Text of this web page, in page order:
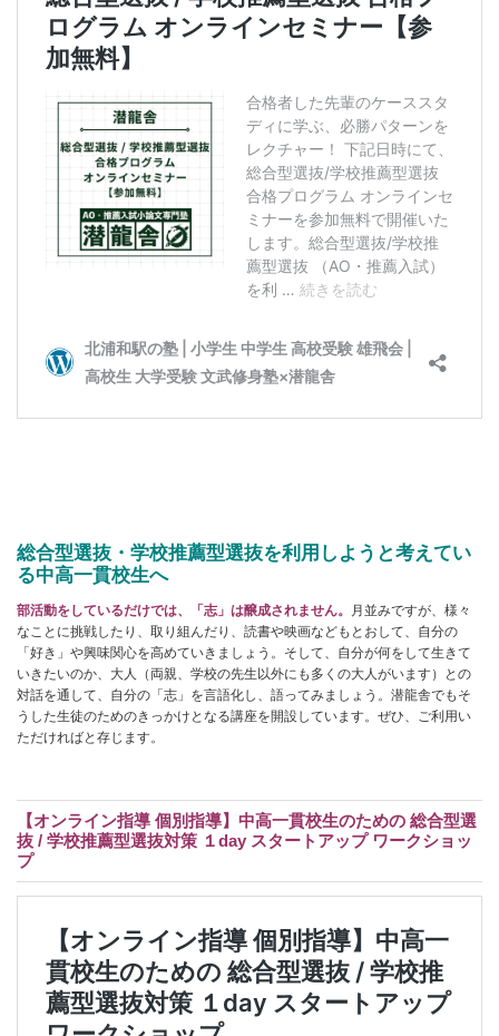
総合型選抜・学校推薦型選抜を利用しようと考えてい
る中高一貫校生へ
部活動をしているだけでは、「志」は醸成されません。
月並みですが、様々
なことに挑戦したり、取り組んだり、読書や映画などもとおして、自分の
「好き」や興味関心を高めていきましょう。そして、自分が何をして生きて
いきたいのか、大人（両親、学校の先生以外にも多くの大人がいます）との
対話を通して、自分の「志」を言語化し、語ってみましょう。潜龍舎でもそ
うした生徒のためのきっかけとなる講座を開設しています。ぜひ、ご利用い
ただければと存じます。
【オンライン指導 個別指導】中高一貫校生のための 総合型選
抜 / 学校推薦型選抜対策 １day スタートアップ ワークショッ
プ